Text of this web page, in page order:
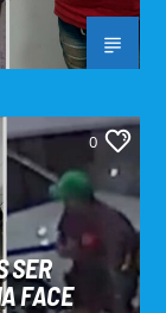
0
SER
FACE